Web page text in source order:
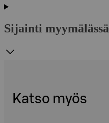
Sijainti myymälässä
Katso myös